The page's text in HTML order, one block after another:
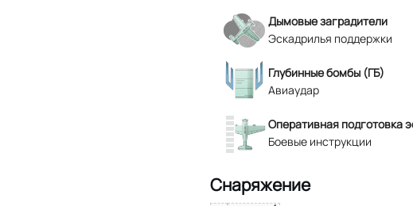
Дымовые заградители
Эскадрилья поддержки
Глубинные бомбы (ГБ)
Авиаудар
Оперативная подготовка
Боевые инструкции
Снаряжение